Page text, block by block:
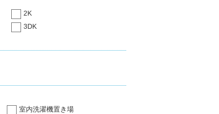
2K
3DK
室内洗濯機置き場